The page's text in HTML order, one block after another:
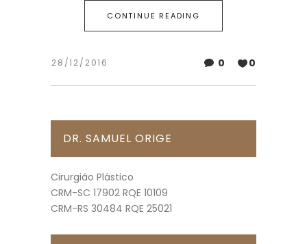
CONTINUE READING
28/12/2016 0 0
DR. SAMUEL ORIGE
Cirurgião Plástico
CRM-SC 17902 RQE 10109
CRM-RS 30484 RQE 25021